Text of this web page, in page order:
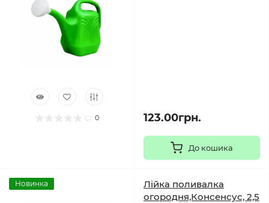
0 123.00грн.
До кошика
Новинка
Лійка поливалка
огородня,Консенсус, 2,5